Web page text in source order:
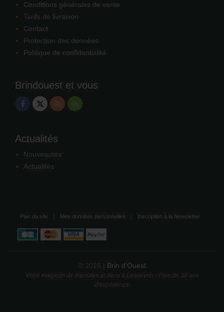
Conditions générales de vente
Tarifs de livraison
Contact
Protection des données
Politique de confidentialité
Brindouest et vous
Actualités
Nouveautés
Actualités
Plan du site Mes données personnelles Inscription à la Newsletter
© 2026 | Brin d'Ouest
Votre magasin de meubles et déco à Lesneven - Plus de 30 ans